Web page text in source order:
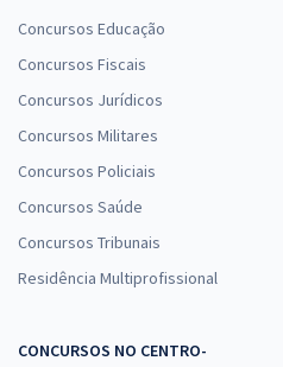
Concursos Educação
Concursos Fiscais
Concursos Jurídicos
Concursos Militares
Concursos Policiais
Concursos Saúde
Concursos Tribunais
Residência Multiprofissional
CONCURSOS NO CENTRO-